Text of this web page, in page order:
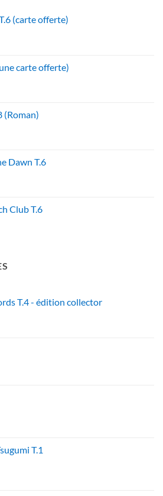
(carte offerte)
carte offerte)
(Roman)
Dawn T.6
Club T.6
T.4 - édition collector
T.1